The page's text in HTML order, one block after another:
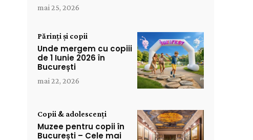
mai 25, 2026
Părinți și copii
Unde mergem cu copiii
de 1 Iunie 2026 în
București
mai 22, 2026
Copii & adolescenți
Muzee pentru copii în
București – Cele mai